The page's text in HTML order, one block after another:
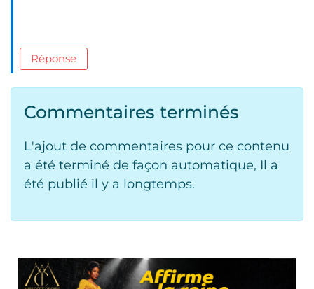
Réponse
Commentaires terminés
L'ajout de commentaires pour ce contenu
a été terminé de façon automatique, Il a
été publié il y a longtemps.